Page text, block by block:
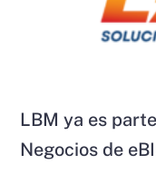
LBM ya es
Negocios de